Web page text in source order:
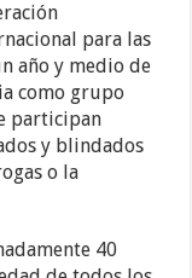
para las
año y medio de
como grupo
participan
y blindados
o la
40